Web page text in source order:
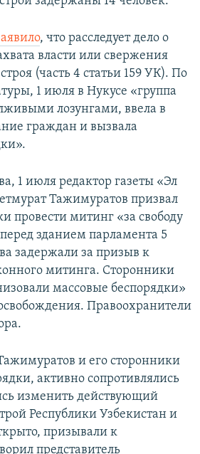
, что расследует дело о
власти или свержения
(часть 4 статьи 159 УК). По
1 июля в Нукусе «группа
лозунгами, ввела в
граждан и вызвала
1 июля редактор газеты «Эл
Тажимуратов призвал
провести митинг «за свободу
зданием парламента 5
задержали за призыв к
митинга. Сторонники
массовые беспорядки»
Правоохранители
и его сторонники
активно сопротивлялись
изменить действующий
Республики Узбекистан и
призывали к
представитель